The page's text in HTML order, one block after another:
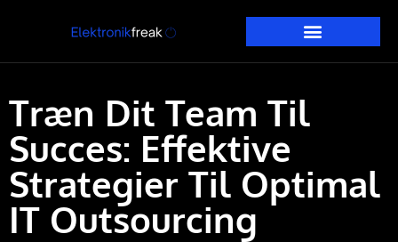
Træn Dit Team Til
Succes: Effektive
Strategier Til Optimal
IT Outsourcing